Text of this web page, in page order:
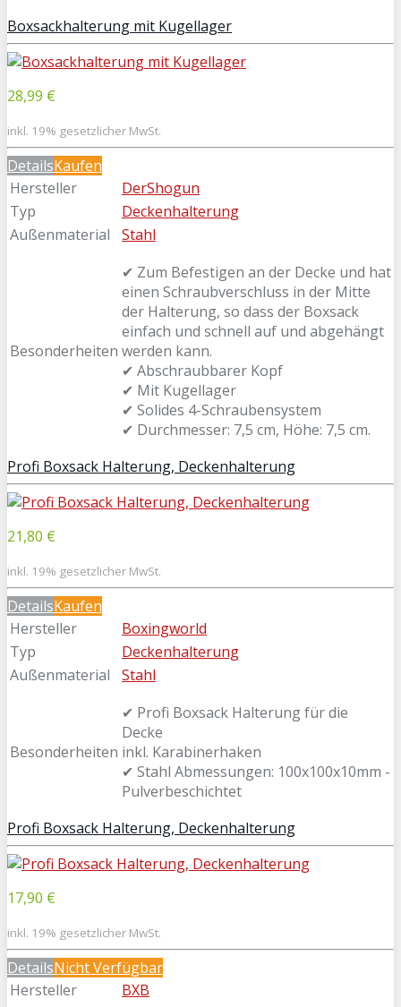
Boxsackhalterung mit Kugellager
28,99 €
inkl. 19% gesetzlicher MwSt.
DetailsKaufen
Hersteller
DerShogun
Typ
Deckenhalterung
Außenmaterial
Stahl
Besonderheiten
✔ Zum Befestigen an der Decke und hat
einen Schraubverschluss in der Mitte
der Halterung, so dass der Boxsack
einfach und schnell auf und abgehängt
werden kann.
✔ Abschraubbarer Kopf
✔ Mit Kugellager
✔ Solides 4-Schraubensystem
✔ Durchmesser: 7,5 cm, Höhe: 7,5 cm.
Profi Boxsack Halterung, Deckenhalterung
21,80 €
inkl. 19% gesetzlicher MwSt.
DetailsKaufen
Hersteller
Boxingworld
Typ
Deckenhalterung
Außenmaterial
Stahl
Besonderheiten
✔ Profi Boxsack Halterung für die
Decke
inkl. Karabinerhaken
✔ Stahl Abmessungen: 100x100x10mm -
Pulverbeschichtet
Profi Boxsack Halterung, Deckenhalterung
17,90 €
inkl. 19% gesetzlicher MwSt.
DetailsNicht Verfügbar
Hersteller
BXB